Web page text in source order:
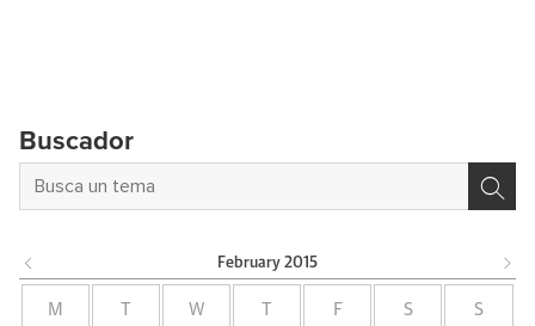
Buscador
February 2015
M W F S S